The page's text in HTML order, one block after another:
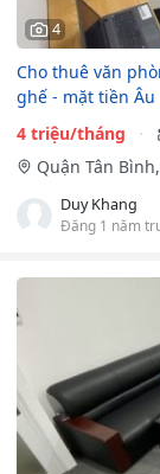
4
Cho thuê văn
ghế - mặt tiền Âu
4 triệu/tháng
Quận Tân
Duy Khang
Đăng 1 năm